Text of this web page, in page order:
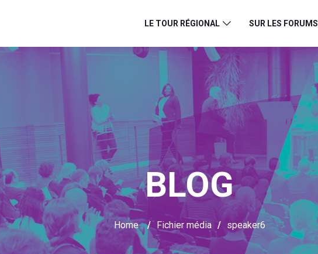
LE TOUR RÉGIONAL SUR LES FORUMS
BLOG
Home / Fichier média / speaker6